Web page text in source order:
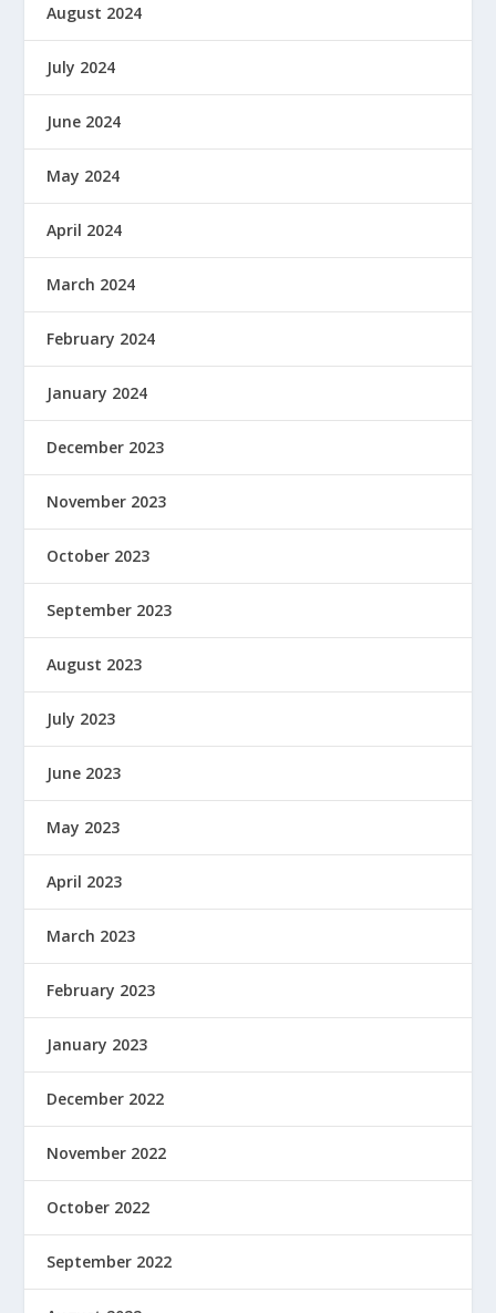
August 2024
July 2024
June 2024
May 2024
April 2024
March 2024
February 2024
January 2024
December 2023
November 2023
October 2023
September 2023
August 2023
July 2023
June 2023
May 2023
April 2023
March 2023
February 2023
January 2023
December 2022
November 2022
October 2022
September 2022